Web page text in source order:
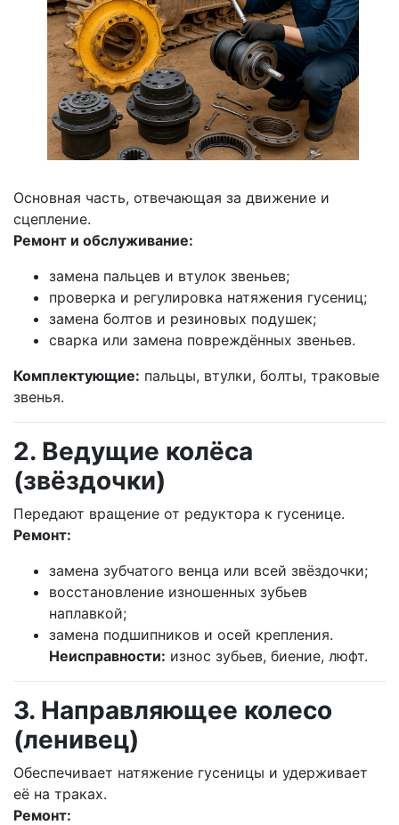
Основная часть, отвечающая за движение и
сцепление.
Ремонт и обслуживание:
замена пальцев и втулок звеньев;
проверка и регулировка натяжения гусениц;
замена болтов и резиновых подушек;
сварка или замена повреждённых звеньев.
Комплектующие: пальцы, втулки, болты, траковые
звенья.
2. Ведущие колёса
(звёздочки)
Передают вращение от редуктора к гусенице.
Ремонт:
замена зубчатого венца или всей звёздочки;
восстановление изношенных зубьев
наплавкой;
замена подшипников и осей крепления.
Неисправности: износ зубьев, биение, люфт.
3. Направляющее колесо
(ленивец)
Обеспечивает натяжение гусеницы и удерживает
её на траках.
Ремонт: